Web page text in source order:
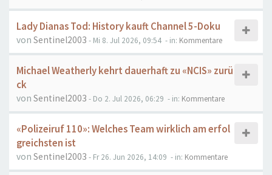
Lady Dianas Tod: History kauft Channel 5-Doku
von Sentinel2003 - Mi 8. Jul 2026, 09:54 - in: Kommentare
Michael Weatherly kehrt dauerhaft zu «NCIS» zurü
ck
von Sentinel2003 - Do 2. Jul 2026, 06:29 - in: Kommentare
«Polizeiruf 110»: Welches Team wirklich am erfol
greichsten ist
von Sentinel2003 - Fr 26. Jun 2026, 14:09 - in: Kommentare